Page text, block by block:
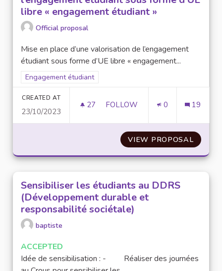
libre « engagement étudiant »
Official proposal
Mise en place d’une valorisation de l’engagement
étudiant sous forme d’UE libre « engagement...
Filter results for scope: Engagement étudiant
Engagement étudiant
CREATED AT
23/10/2023
27 27 FOLLOWERS
FOLLOW 0 19
VIEW PROPOSALMISE
Sensibiliser les étudiants au DDRS
(Développement durable et
responsabilité sociétale)
baptiste
ACCEPTED
Idée de sensibilisation : - Réaliser des journées